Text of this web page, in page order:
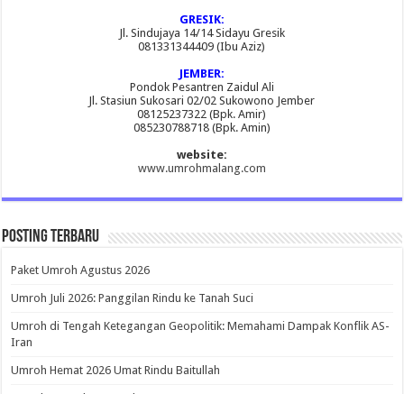
GRESIK:
Jl. Sindujaya 14/14 Sidayu Gresik
081331344409 (Ibu Aziz)
JEMBER:
Pondok Pesantren Zaidul Ali
Jl. Stasiun Sukosari 02/02 Sukowono Jember
08125237322 (Bpk. Amir)
085230788718 (Bpk. Amin)
website:
www.umrohmalang.com
Posting Terbaru
Paket Umroh Agustus 2026
Umroh Juli 2026: Panggilan Rindu ke Tanah Suci
Umroh di Tengah Ketegangan Geopolitik: Memahami Dampak Konflik AS-
Iran
Umroh Hemat 2026 Umat Rindu Baitullah